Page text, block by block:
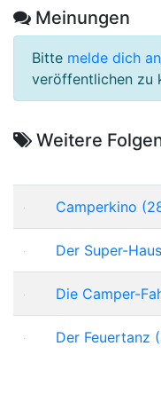
Meinungen
Bitte melde dich an
veröffentlichen zu
Weitere
Camperkino
Der Super-
Die Camper-
Der Feuertanz